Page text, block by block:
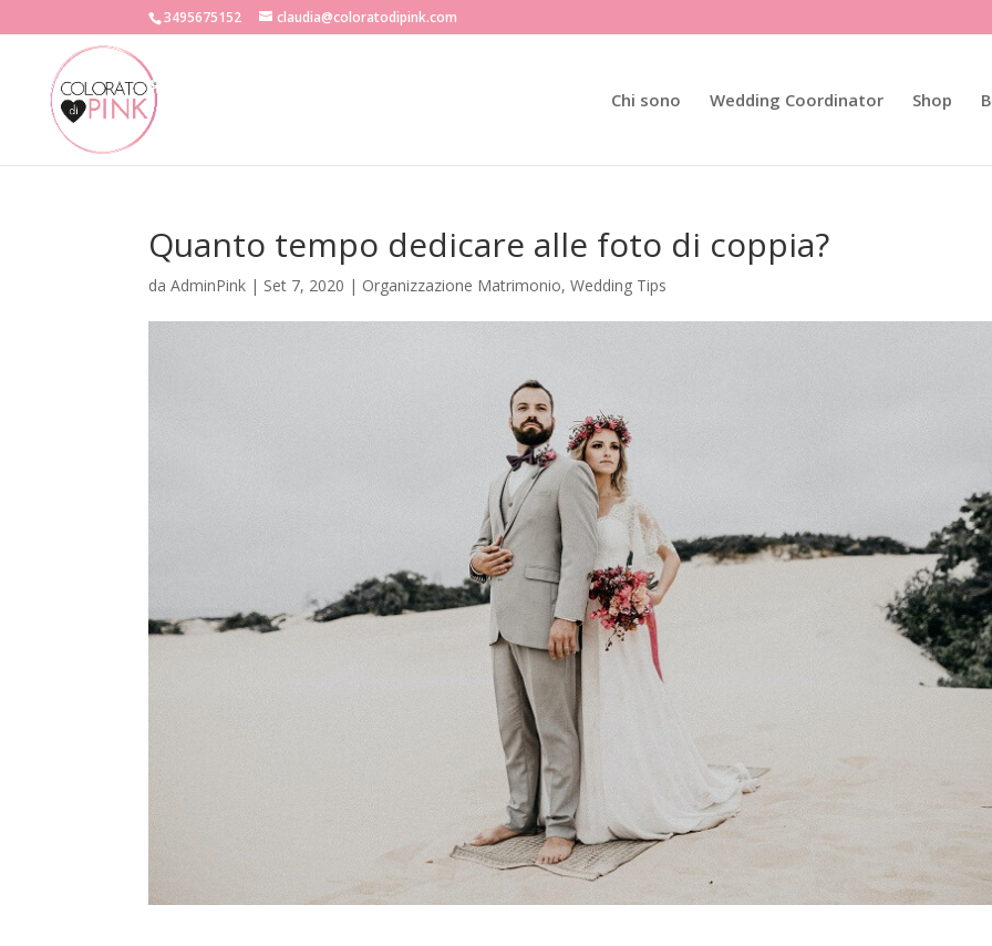
3495675152 claudia@coloratodipink.com
Chi sono Wedding Coordinator Shop
Quanto tempo dedicare alle foto di coppia?
daAdminPink | Set 7, 2020 | Organizzazione Matrimonio,Wedding Tips